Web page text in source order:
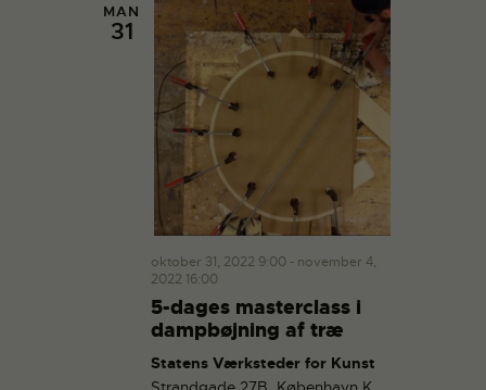
MAN
31
oktober 31, 2022 9:00 - november 4,
2022 16:00
5-dages masterclass i
dampbøjning af træ
Statens Værksteder for Kunst